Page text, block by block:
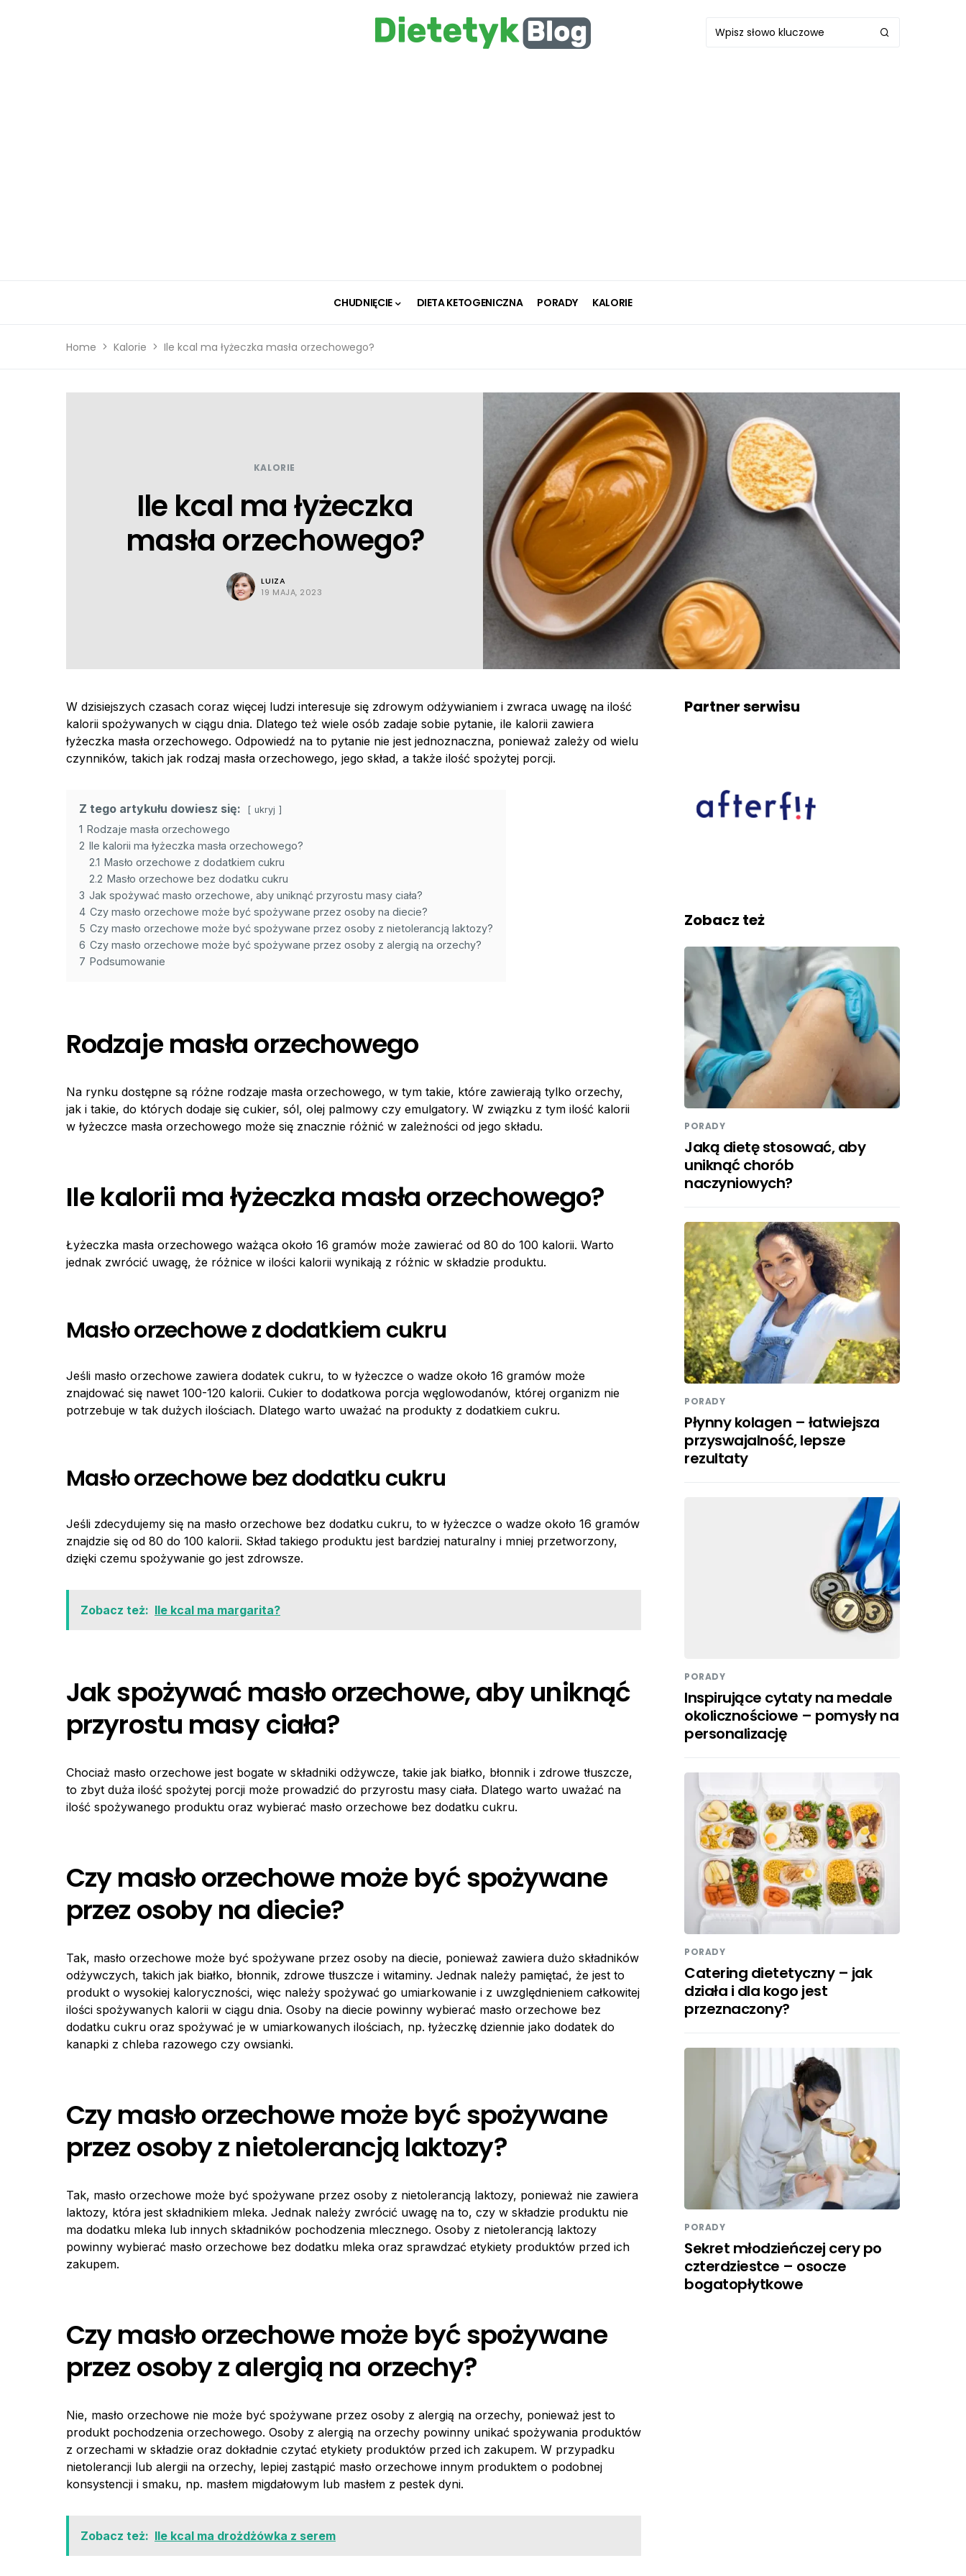
CHUDNIĘCIE DIETA KETOGENICZNA PORADY KALORIE
Home Kalorie Ile kcal ma łyżeczka masła orzechowego?
KALORIE
Ile kcal ma łyżeczka
masła orzechowego?
LUIZA
19 MAJA, 2023
W dzisiejszych czasach coraz więcej ludzi interesuje się zdrowym odżywianiem i zwraca uwagę na ilość
kalorii spożywanych w ciągu dnia. Dlatego też wiele osób zadaje sobie pytanie, ile kalorii zawiera
łyżeczka masła orzechowego. Odpowiedź na to pytanie nie jest jednoznaczna, ponieważ zależy od wielu
czynników, takich jak rodzaj masła orzechowego, jego skład, a także ilość spożytej porcji.
Z tego artykułu dowiesz się: ukryj
1 Rodzaje masła orzechowego
2 Ile kalorii ma łyżeczka masła orzechowego?
2.1 Masło orzechowe z dodatkiem cukru
2.2 Masło orzechowe bez dodatku cukru
3 Jak spożywać masło orzechowe, aby uniknąć przyrostu masy ciała?
4 Czy masło orzechowe może być spożywane przez osoby na diecie?
5 Czy masło orzechowe może być spożywane przez osoby z nietolerancją laktozy?
6 Czy masło orzechowe może być spożywane przez osoby z alergią na orzechy?
7 Podsumowanie
Rodzaje masła orzechowego
Na rynku dostępne są różne rodzaje masła orzechowego, w tym takie, które zawierają tylko orzechy,
jak i takie, do których dodaje się cukier, sól, olej palmowy czy emulgatory. W związku z tym ilość kalorii
w łyżeczce masła orzechowego może się znacznie różnić w zależności od jego składu.
Ile kalorii ma łyżeczka masła orzechowego?
Łyżeczka masła orzechowego ważąca około 16 gramów może zawierać od 80 do 100 kalorii. Warto
jednak zwrócić uwagę, że różnice w ilości kalorii wynikają z różnic w składzie produktu.
Masło orzechowe z dodatkiem cukru
Jeśli masło orzechowe zawiera dodatek cukru, to w łyżeczce o wadze około 16 gramów może
znajdować się nawet 100-120 kalorii. Cukier to dodatkowa porcja węglowodanów, której organizm nie
potrzebuje w tak dużych ilościach. Dlatego warto uważać na produkty z dodatkiem cukru.
Masło orzechowe bez dodatku cukru
Jeśli zdecydujemy się na masło orzechowe bez dodatku cukru, to w łyżeczce o wadze około 16 gramów
znajdzie się od 80 do 100 kalorii. Skład takiego produktu jest bardziej naturalny i mniej przetworzony,
dzięki czemu spożywanie go jest zdrowsze.
Zobacz też: Ile kcal ma margarita?
Jak spożywać masło orzechowe, aby uniknąć
przyrostu masy ciała?
Chociaż masło orzechowe jest bogate w składniki odżywcze, takie jak białko, błonnik i zdrowe tłuszcze,
to zbyt duża ilość spożytej porcji może prowadzić do przyrostu masy ciała. Dlatego warto uważać na
ilość spożywanego produktu oraz wybierać masło orzechowe bez dodatku cukru.
Czy masło orzechowe może być spożywane
przez osoby na diecie?
Tak, masło orzechowe może być spożywane przez osoby na diecie, ponieważ zawiera dużo składników
odżywczych, takich jak białko, błonnik, zdrowe tłuszcze i witaminy. Jednak należy pamiętać, że jest to
produkt o wysokiej kaloryczności, więc należy spożywać go umiarkowanie i z uwzględnieniem całkowitej
ilości spożywanych kalorii w ciągu dnia. Osoby na diecie powinny wybierać masło orzechowe bez
dodatku cukru oraz spożywać je w umiarkowanych ilościach, np. łyżeczkę dziennie jako dodatek do
kanapki z chleba razowego czy owsianki.
Czy masło orzechowe może być spożywane
przez osoby z nietolerancją laktozy?
Tak, masło orzechowe może być spożywane przez osoby z nietolerancją laktozy, ponieważ nie zawiera
laktozy, która jest składnikiem mleka. Jednak należy zwrócić uwagę na to, czy w składzie produktu nie
ma dodatku mleka lub innych składników pochodzenia mlecznego. Osoby z nietolerancją laktozy
powinny wybierać masło orzechowe bez dodatku mleka oraz sprawdzać etykiety produktów przed ich
zakupem.
Czy masło orzechowe może być spożywane
przez osoby z alergią na orzechy?
Nie, masło orzechowe nie może być spożywane przez osoby z alergią na orzechy, ponieważ jest to
produkt pochodzenia orzechowego. Osoby z alergią na orzechy powinny unikać spożywania produktów
z orzechami w składzie oraz dokładnie czytać etykiety produktów przed ich zakupem. W przypadku
nietolerancji lub alergii na orzechy, lepiej zastąpić masło orzechowe innym produktem o podobnej
konsystencji i smaku, np. masłem migdałowym lub masłem z pestek dyni.
Zobacz też: Ile kcal ma drożdżówka z serem
Partner serwisu
Zobacz też
PORADY
Jaką dietę stosować, aby
uniknąć chorób
naczyniowych?
PORADY
Płynny kolagen – łatwiejsza
przyswajalność, lepsze
rezultaty
PORADY
Inspirujące cytaty na medale
okolicznościowe – pomysły na
personalizację
PORADY
Catering dietetyczny – jak
działa i dla kogo jest
przeznaczony?
PORADY
Sekret młodzieńczej cery po
czterdziestce – osocze
bogatopłytkowe